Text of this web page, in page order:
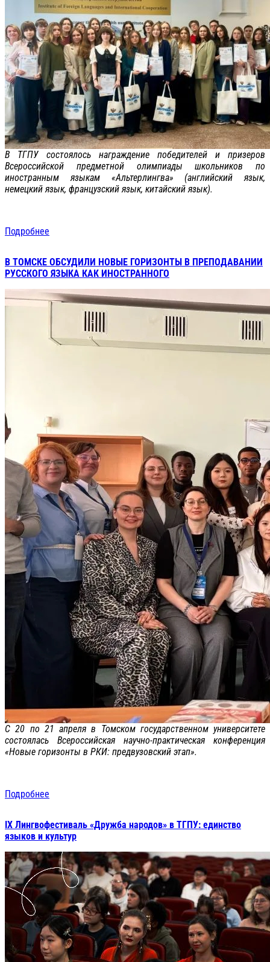
В ТГПУ состоялось награждение победителей и призеров
Всероссийской предметной олимпиады школьников по
иностранным языкам «Альтерлингва» (английский язык,
немецкий язык, французский язык, китайский язык).
Подробнее
В ТОМСКЕ ОБСУДИЛИ НОВЫЕ ГОРИЗОНТЫ В ПРЕПОДАВАНИИ
РУССКОГО ЯЗЫКА КАК ИНОСТРАННОГО
С 20 по 21 апреля в Томском государственном университете
состоялась Всероссийская научно-практическая конференция
«Новые горизонты в РКИ: предвузовский этап».
Подробнее
IX Лингвофестиваль «Дружба народов» в ТГПУ: единство
языков и культур